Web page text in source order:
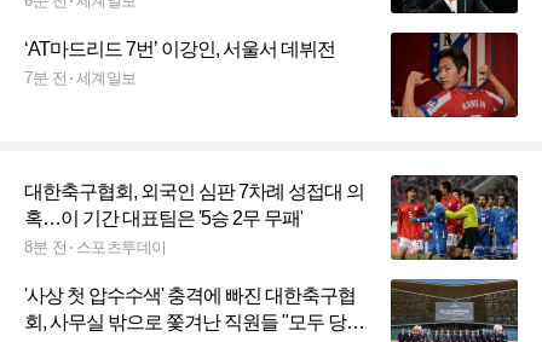
‘AT마드리드 7번’ 이강인, 서울서 데뷔전
7분 전 세계일보
대한축구협회, 외국인 심판 7차례 성접대 의
혹…이 기간 대표팀은 '5승 2무 무패'
8분 전 스포츠투데이
'사상 첫 압수수색' 충격에 빠진 대한축구협
회, 사무실 밖으로 쫓겨난 직원들 "모두 당황